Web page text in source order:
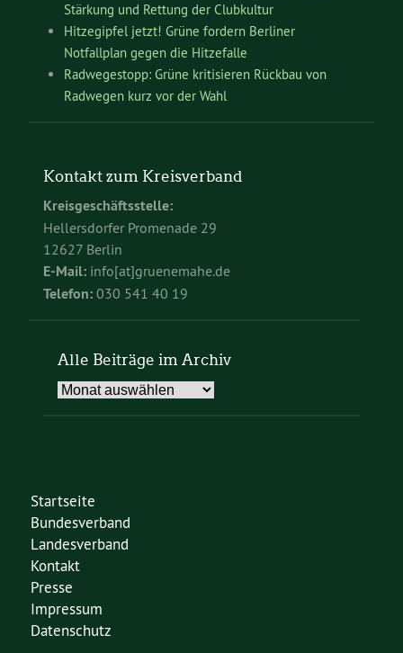
Stärkung und Rettung der Clubkultur
Hitzegipfel jetzt! Grüne fordern Berliner
Notfallplan gegen die Hitzefalle
Radwegestopp: Grüne kritisieren Rückbau von
Radwegen kurz vor der Wahl
Kontakt zum Kreisverband
Kreisgeschäftsstelle:
Hellersdorfer Promenade 29
12627 Berlin
E-Mail: info[at]gruenemahe.de
Telefon: 030 541 40 19
Alle Beiträge im Archiv
Alle
Startseite
Bundesverband
Landesverband
Kontakt
Presse
Impressum
Datenschutz